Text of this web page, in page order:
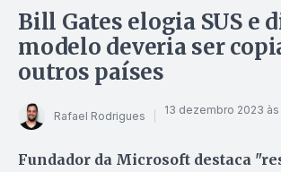
Bill Gates elogia SUS e
modelo deveria ser
outros países
Rafael Rodrigues 13 dezembro 2023 às
Fundador da Microsoft destaca